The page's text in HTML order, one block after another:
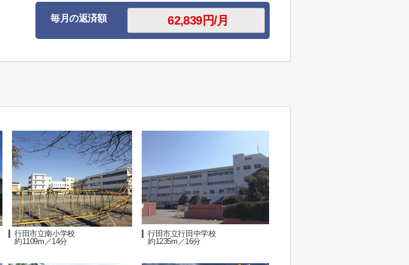
毎月の返済額
行田市立南小学校
約1109m／14分
行田市立行田中学校
約1235m／16分